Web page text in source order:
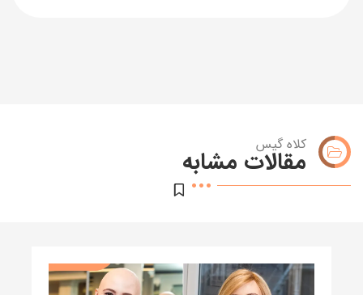
کلاه گیس
مقالات مشابه